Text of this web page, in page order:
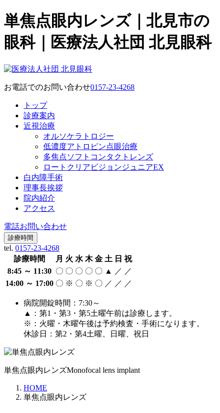
単焦点眼内レンズ｜北見市の
眼科｜医療法人社団 北見眼科
お電話でのお問い合わせ0157-23-4268
トップ
診療案内
近視治療
オルソケラトロジー
低濃度アトロピン点眼治療
多焦点ソフトコンタクトレンズ
ロートクリアビジョンジュニアEX
白内障手術
理事長挨拶
院内紹介
アクセス
電話お問い合わせ
診療時間
tel. 0157-23-4268
診療時間
月 火 水 木 金 土 日 祝
8:45 ～ 11:30 〇 〇 〇 〇 〇 ▲ ／ ／
14:00 ～ 17:00 〇 ※ 〇 ※ 〇 ／ ／ ／
病院開錠時間：7:30～
▲：第1・第3・第5土曜午前は診療します。
※：火曜・木曜午後は予約検査・手術になります。
休診日：第2・第4土曜、日曜、祝日
単焦点眼内レンズMonofocal lens implant
HOME
単焦点眼内レンズ